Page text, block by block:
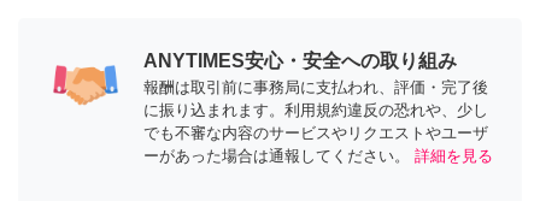
ANYTIMES安心・安全への取り組み
報酬は取引前に事務局に支払われ、評価・完了後
に振り込まれます。利用規約違反の恐れや、少し
でも不審な内容のサービスやリクエストやユーザ
ーがあった場合は通報してください。
詳細を見る